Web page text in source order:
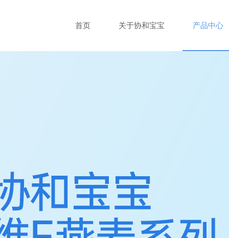
产品中心
关于协和宝宝
首页